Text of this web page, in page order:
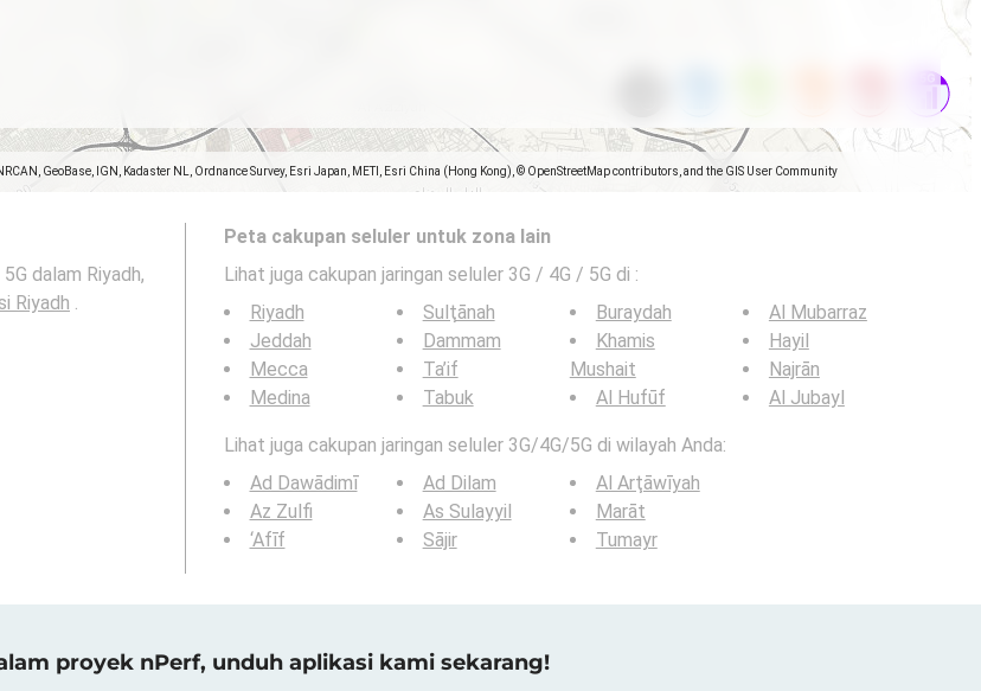
GeoBase, IGN, Kadaster NL, Ordnance Survey, Esri Japan, METI, Esri China (Hong Kong), © OpenStreetMap contributors, and the GIS User Community
dalam Riyadh,
Riyadh .
Peta cakupan seluler untuk zona lain
Lihat juga cakupan jaringan seluler 3G / 4G / 5G di :
Riyadh
Jeddah
Mecca
Medina
Sulţānah
Dammam
Ta’if
Tabuk
Buraydah
Khamis
Mushait
Al Hufūf
Al Mubarraz
Hayil
Najrān
Al Jubayl
Lihat juga cakupan jaringan seluler 3G/4G/5G di wilayah Anda:
Ad Dawādimī
Az Zulfi
‘Afīf
Ad Dilam
As Sulayyil
Sājir
Al Arţāwīyah
Marāt
Tumayr
proyek nPerf, unduh aplikasi kami sekarang!